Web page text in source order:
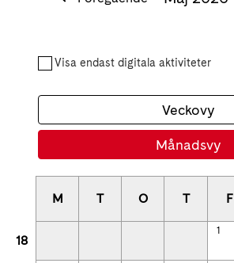
Visa endast digitala aktiviteter
Veckovy
Månadsvy
M T O T F
18
1